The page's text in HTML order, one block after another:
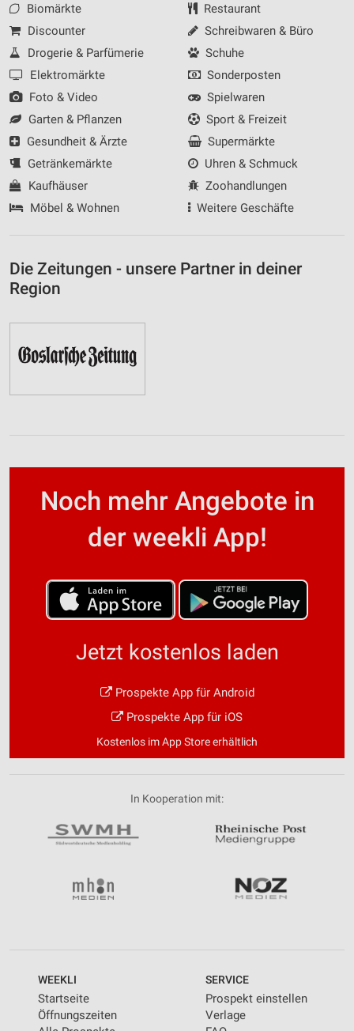
Biomärkte
Discounter
Drogerie & Parfümerie
Elektromärkte
Foto & Video
Garten & Pflanzen
Gesundheit & Ärzte
Getränkemärkte
Kaufhäuser
Möbel & Wohnen
Restaurant
Schreibwaren & Büro
Schuhe
Sonderposten
Spielwaren
Sport & Freizeit
Supermärkte
Uhren & Schmuck
Zoohandlungen
Weitere Geschäfte
Die Zeitungen - unsere Partner in deiner
Region
Noch mehr Angebote in
der weekli App!
Jetzt kostenlos laden
Prospekte App für Android
Prospekte App für iOS
Kostenlos im App Store erhältlich
In Kooperation mit:
WEEKLI
Startseite
Öffnungszeiten
SERVICE
Prospekt einstellen
Verlage